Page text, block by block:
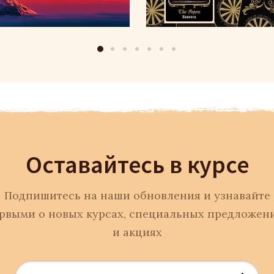
Оставайтесь в курсе
Подпишитесь на наши обновления и узнавайте
о новых курсах, специальных
и акциях